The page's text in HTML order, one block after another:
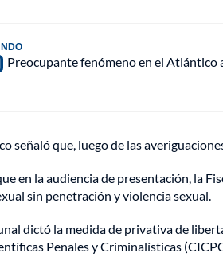
Preocupante fenómeno en el Atlántico
señaló que, luego de las
en la audiencia de presentación, la
sin penetración y violencia sexual.
dictó la medida de privativa de
Penales y Criminalísticas